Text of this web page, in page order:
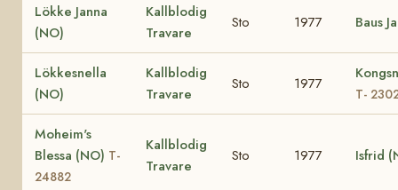
Lökke Janna
(NO)
Kallblodig
Travare
Sto 1977 Baus
Lökkesnella
(NO)
Kallblodig
Travare
Sto 1977
T-
Moheim's
Blessa (NO) T-
24882
Kallblodig
Travare
Sto 1977 Isfrid